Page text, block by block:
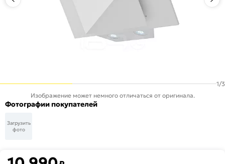
1/3
Изображение может немного отличаться от оригинала.
Фотографии покупателей
Загрузить
фото